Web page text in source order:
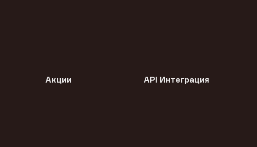
Акции API Интеграция